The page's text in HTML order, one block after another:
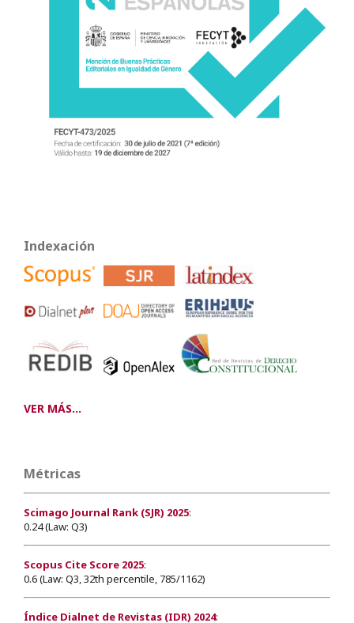
Indexación
VER MÁS...
Métricas
Scimago Journal Rank (SJR) 2025:
0.24 (Law: Q3)
Scopus Cite Score 2025:
0.6 (Law: Q3, 32th percentile, 785/1162)
Índice Dialnet de Revistas (IDR) 2024: